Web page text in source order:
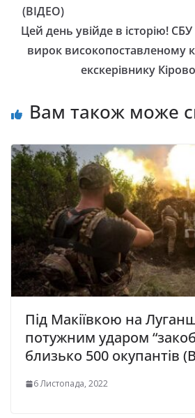
(ВІДЕО)
Цей день увійде в історію!
вирок високопоставленому
екскерівнику
Вам також може
Під Макіївкою на
потужним ударом
близько 500 окупантів
6 Листопада, 2022